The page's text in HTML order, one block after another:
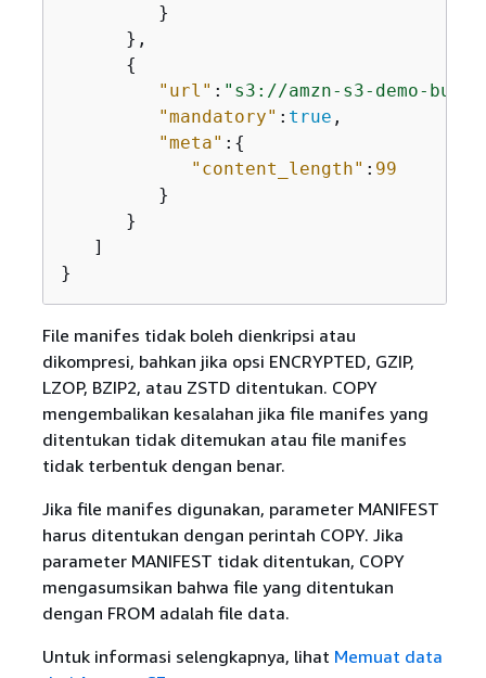
         }
      },
{
"url" : "s3://amzn-s3-demo-
"mandatory" : true ,
"meta" : {
"content_length" : 99
         }
      }
   ]
}
File manifes tidak boleh dienkripsi atau
dikompresi, bahkan jika opsi ENCRYPTED, GZIP,
LZOP, BZIP2, atau ZSTD ditentukan. COPY
mengembalikan kesalahan jika file manifes yang
ditentukan tidak ditemukan atau file manifes
tidak terbentuk dengan benar.
Jika file manifes digunakan, parameter MANIFEST
harus ditentukan dengan perintah COPY. Jika
parameter MANIFEST tidak ditentukan, COPY
mengasumsikan bahwa file yang ditentukan
dengan FROM adalah file data.
Untuk informasi selengkapnya, lihat Memuat data